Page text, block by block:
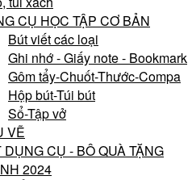
CỤ HỌC TẬP CƠ BẢN
Bút viết các loại
Ghi nhớ - Giấy note - Bookmark
Gôm tẩy-Chuốt-Thước-Compa
Hộp bút-Túi bút
Sổ-Tập vở
VẼ
DỤNG CỤ - BÔ QUÀ TẶNG
2024